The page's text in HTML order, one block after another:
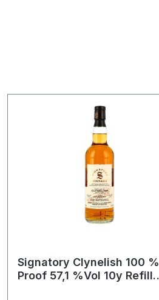
Signatory Clynelish 100 %
Proof 57,1 %Vol 10y Refill